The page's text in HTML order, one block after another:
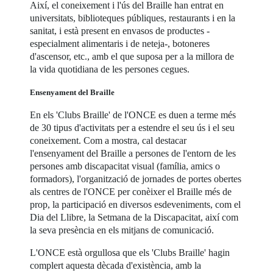
Així, el coneixement i l'ús del Braille han entrat en
universitats, biblioteques públiques, restaurants i en la
sanitat, i està present en envasos de productes -
especialment alimentaris i de neteja-, botoneres
d'ascensor, etc., amb el que suposa per a la millora de
la vida quotidiana de les persones cegues.
Ensenyament del Braille
En els 'Clubs Braille' de l'ONCE es duen a terme més
de 30 tipus d'activitats per a estendre el seu ús i el seu
coneixement. Com a mostra, cal destacar
l'ensenyament del Braille a persones de l'entorn de les
persones amb discapacitat visual (família, amics o
formadors), l'organització de jornades de portes obertes
als centres de l'ONCE per conèixer el Braille més de
prop, la participació en diversos esdeveniments, com el
Dia del Llibre, la Setmana de la Discapacitat, així com
la seva presència en els mitjans de comunicació.
L'ONCE està orgullosa que els 'Clubs Braille' hagin
complert aquesta dècada d'existència, amb la